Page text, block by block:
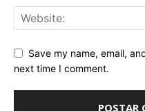
Save my name, email,
next time I comment.